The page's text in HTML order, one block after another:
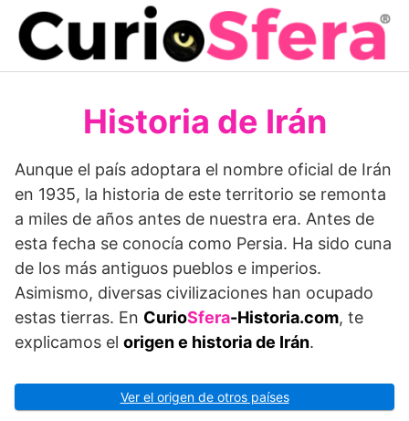
Saltar
contenido
Historia de Irán
Aunque el país adoptara el nombre oficial de Irán
en 1935, la historia de este territorio se remonta
a miles de años antes de nuestra era. Antes de
esta fecha se conocía como Persia. Ha sido cuna
de los más antiguos pueblos e imperios.
Asimismo, diversas civilizaciones han ocupado
estas tierras. En CurioSfera-Historia.com, te
explicamos el origen e historia de Irán.
Ver el origen de otros países